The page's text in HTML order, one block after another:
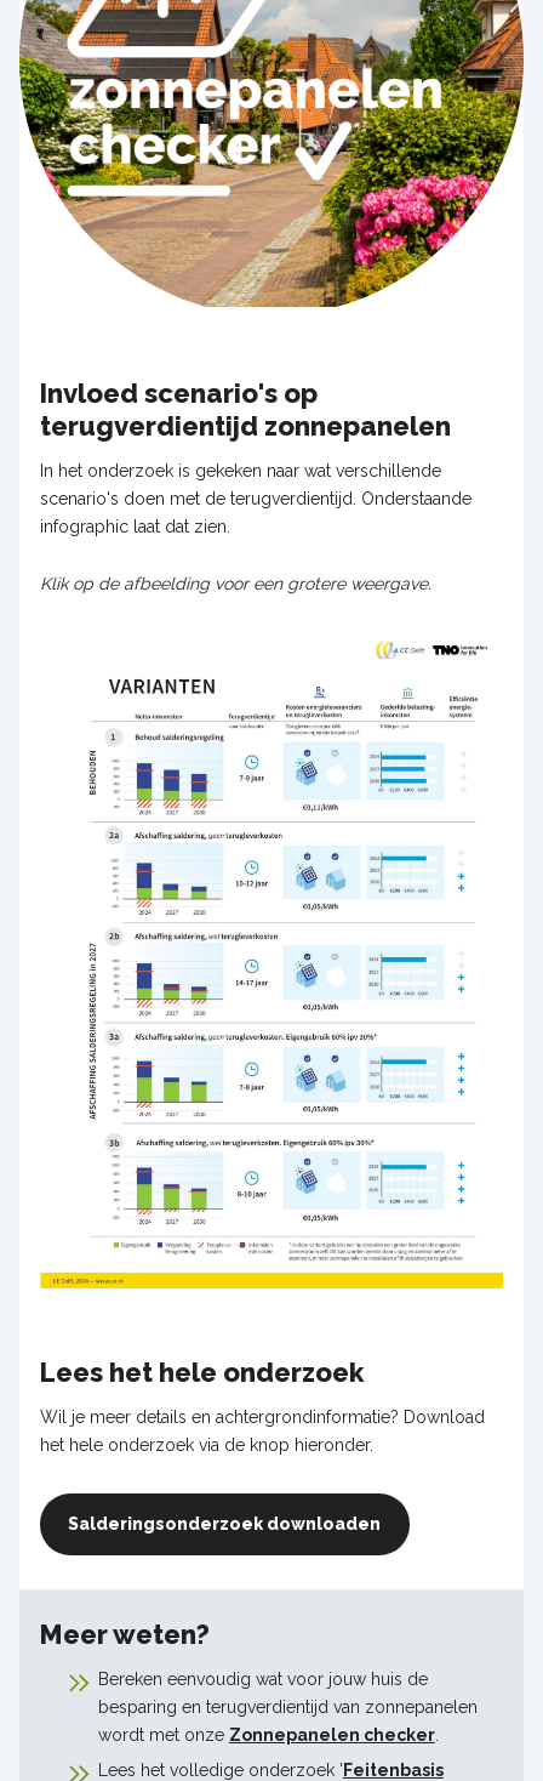
Invloed scenario's op
terugverdientijd zonnepanelen
In het onderzoek is gekeken naar wat verschillende
scenario's doen met de terugverdientijd. Onderstaande
infographic laat dat zien.
Klik op de afbeelding voor een grotere weergave.
Lees het hele onderzoek
Wil je meer details en achtergrondinformatie? Download
het hele onderzoek via de knop hieronder.
Salderingsonderzoek downloaden
Meer weten?
Bereken eenvoudig wat voor jouw huis de
besparing en terugverdientijd van zonnepanelen
wordt met onze Zonnepanelen checker.
Lees het volledige onderzoek ' Feitenbasis